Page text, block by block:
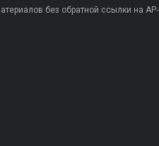
без обратной ссылки на